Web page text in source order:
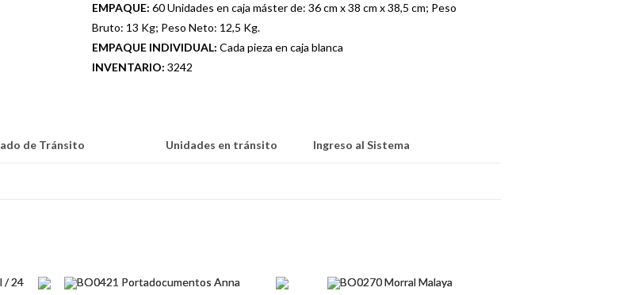
EMPAQUE: 60 Unidades en caja máster de: 36 cm x 38 cm x 38,5 cm; Peso
Bruto: 13 Kg; Peso Neto: 12,5 Kg.
EMPAQUE INDIVIDUAL: Cada pieza en caja blanca
INVENTARIO: 3242
de Tránsito Unidades en tránsito Ingreso al Sistema